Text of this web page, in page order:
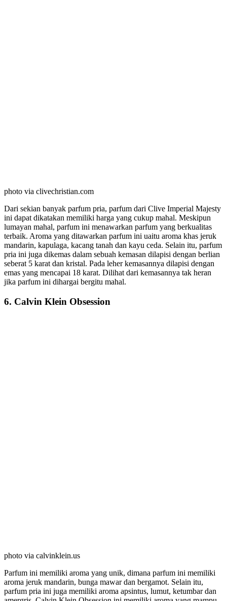
photo via clivechristian.com
Dari sekian banyak parfum pria, parfum dari Clive Imperial Majesty
ini dapat dikatakan memiliki harga yang cukup mahal. Meskipun
lumayan mahal, parfum ini menawarkan parfum yang berkualitas
terbaik. Aroma yang ditawarkan parfum ini uaitu aroma khas jeruk
mandarin, kapulaga, kacang tanah dan kayu ceda. Selain itu, parfum
pria ini juga dikemas dalam sebuah kemasan dilapisi dengan berlian
seberat 5 karat dan kristal. Pada leher kemasannya dilapisi dengan
emas yang mencapai 18 karat. Dilihat dari kemasannya tak heran
jika parfum ini dihargai bergitu mahal.
6. Calvin Klein Obsession
photo via calvinklein.us
Parfum ini memiliki aroma yang unik, dimana parfum ini memiliki
aroma jeruk mandarin, bunga mawar dan bergamot. Selain itu,
parfum pria ini juga memiliki aroma apsintus, lumut, ketumbar dan